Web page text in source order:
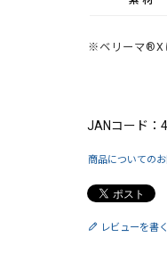
※ベリーマ®X
JANコード：
商品についての
レビューを書く